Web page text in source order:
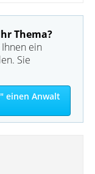
Thema?
ein
Sie
einen Anwalt